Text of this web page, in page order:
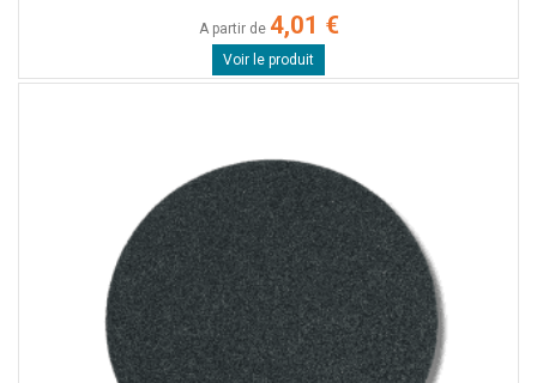
A partir de 4,01 €
Voir le produit